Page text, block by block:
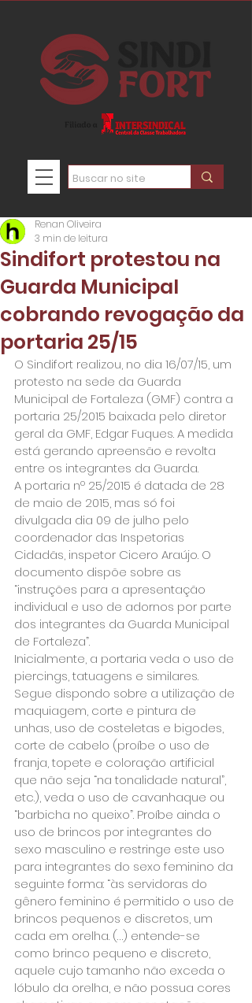
Sindifort protestou na
Guarda Municipal
cobrando revogação da
portaria 25/15
Renan Oliveira
3 min de leitura
O Sindifort realizou, no dia 16/07/15, um
protesto na sede da Guarda
Municipal de Fortaleza (GMF) contra a
portaria 25/2015 baixada pelo diretor
geral da GMF, Edgar Fuques. A medida
está gerando apreensão e revolta
entre os integrantes da Guarda.
A portaria nº 25/2015 é datada de 28
de maio de 2015, mas só foi
divulgada dia 09 de julho pelo
coordenador das Inspetorias
Cidadãs, inspetor Cicero Araújo. O
documento dispõe sobre as
“instruções para a apresentação
individual e uso de adornos por parte
dos integrantes da Guarda Municipal
de Fortaleza”.
Inicialmente, a portaria veda o uso de
piercings, tatuagens e similares.
Segue dispondo sobre a utilização de
maquiagem, corte e pintura de
unhas, uso de costeletas e bigodes,
corte de cabelo (proíbe o uso de
franja, topete e coloração artificial
que não seja “na tonalidade natural”,
etc.), veda o uso de cavanhaque ou
“barbicha no queixo”. Proíbe ainda o
uso de brincos por integrantes do
sexo masculino e restringe este uso
para integrantes do sexo feminino da
seguinte forma: “às servidoras do
gênero feminino é permitido o uso de
brincos pequenos e discretos, um
cada em orelha. (…) entende-se
como brinco pequeno e discreto,
aquele cujo tamanho não exceda o
lóbulo da orelha, e não possua cores